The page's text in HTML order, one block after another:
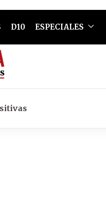
D10 ESPECIALES